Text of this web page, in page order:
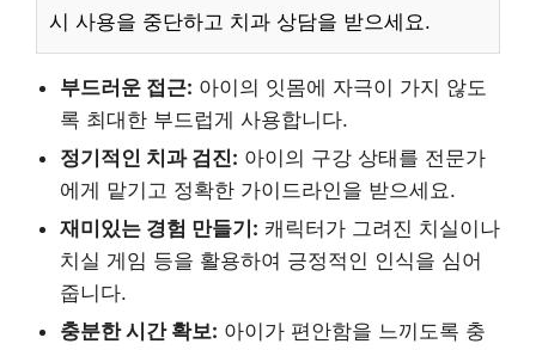
시 사용을 중단하고 치과 상담을 받으세요.
부드러운 접근: 아이의 잇몸에 자극이 가지 않도
록 최대한 부드럽게 사용합니다.
정기적인 치과 검진: 아이의 구강 상태를 전문가
에게 맡기고 정확한 가이드라인을 받으세요.
재미있는 경험 만들기: 캐릭터가 그려진 치실이나
치실 게임 등을 활용하여 긍정적인 인식을 심어
줍니다.
충분한 시간 확보: 아이가 편안함을 느끼도록 충